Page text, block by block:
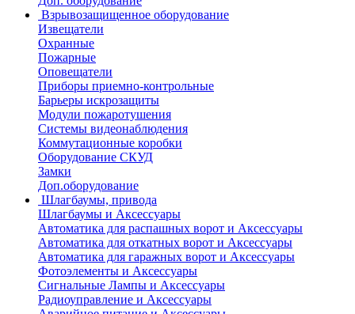
Взрывозащищенное оборудование
Извещатели
Охранные
Пожарные
Оповещатели
Приборы приемно-контрольные
Барьеры искрозащиты
Модули пожаротушения
Системы видеонаблюдения
Коммутационные коробки
Оборудование СКУД
Замки
Доп.оборудование
Шлагбаумы, привода
Шлагбаумы и Аксессуары
Автоматика для распашных ворот и Аксессуары
Автоматика для откатных ворот и Аксессуары
Автоматика для гаражных ворот и Аксессуары
Фотоэлементы и Аксессуары
Сигнальные Лампы и Аксессуары
Радиоуправление и Аксессуары